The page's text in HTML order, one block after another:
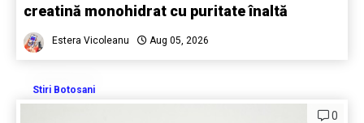
creatină monohidrat cu puritate înaltă
Estera Vicoleanu Aug 05, 2026
Stiri Botosani
0